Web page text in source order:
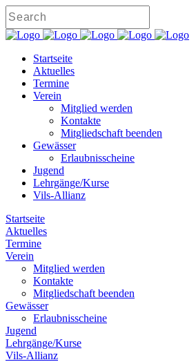
Startseite
Aktuelles
Termine
Verein
Mitglied werden
Kontakte
Mitgliedschaft beenden
Gewässer
Erlaubnisscheine
Jugend
Lehrgänge/Kurse
Vils-Allianz
Startseite
Aktuelles
Termine
Verein
Mitglied werden
Kontakte
Mitgliedschaft beenden
Gewässer
Erlaubnisscheine
Jugend
Lehrgänge/Kurse
Vils-Allianz